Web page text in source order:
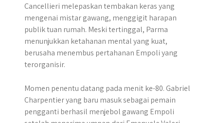
Cancellieri melepaskan tembakan keras yang
mengenai mistar gawang, menggigit harapan
publik tuan rumah. Meski tertinggal, Parma
menunjukkan ketahanan mental yang kuat,
berusaha menembus pertahanan Empoli yang
terorganisir.
Momen penentu datang pada menit ke-80. Gabriel
Charpentier yang baru masuk sebagai pemain
pengganti berhasil menjebol gawang Empoli